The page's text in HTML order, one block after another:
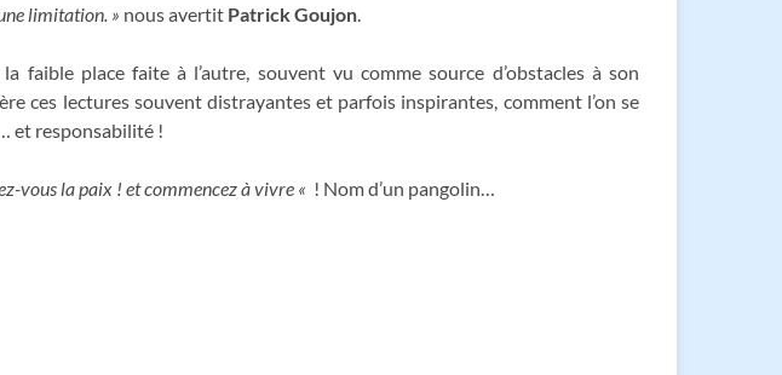
limitation. » nous avertit Patrick Goujon
place faite à l’autre, souvent vu comme source d’obstacles à son
ces lectures souvent distrayantes et parfois inspirantes, comment l’on se
et responsabilité !
vous la paix ! et commencez à vivre « ! Nom d’un pangolin…